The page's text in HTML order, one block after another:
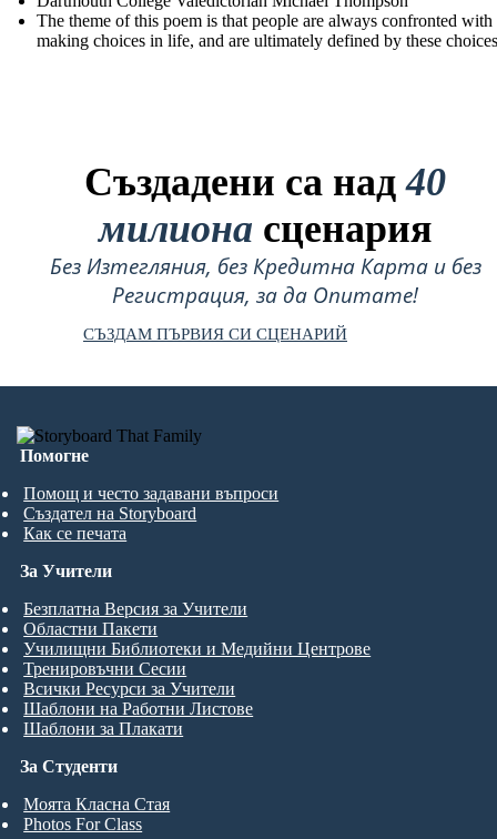
The theme of this poem is that people are always confronted with
making choices in life, and are ultimately defined by these
Създадени са над40
милиона сценария
Без Изтегляния, без Кредитна Карта и без
Регистрация, за да Опитате!
СЪЗДАМ ПЪРВИЯ СИ СЦЕНАРИЙ
Помогне
Помощ и често задавани въпроси
Създател на Storyboard
Как се печата
За Студенти
Моята Класна Стая
Photos For Class
За Учители
Безплатна Версия за Учители
Областни Пакети
Училищни Библиотеки и Медийни Центрове
Тренировъчни Сесии
Всички Ресурси за Учители
Шаблони на Работни Листове
Шаблони за Плакати